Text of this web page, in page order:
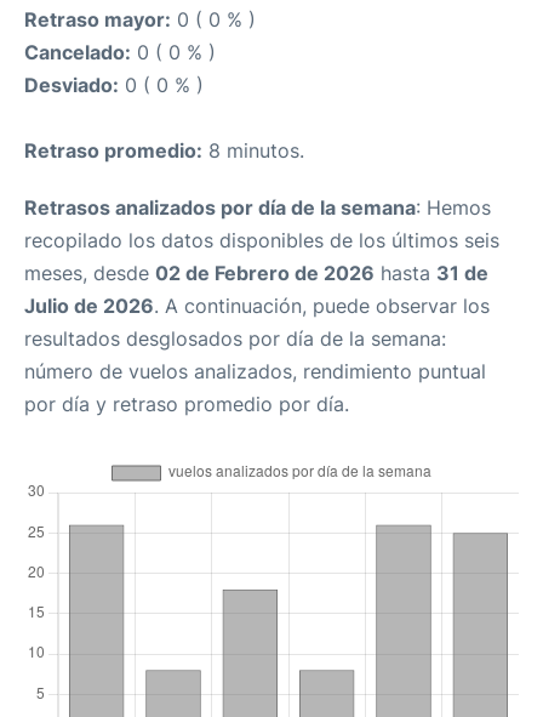
Retraso mayor: 0 ( 0 % )
Cancelado: 0 ( 0 % )
Desviado: 0 ( 0 % )
Retraso promedio: 8 minutos.
Retrasos analizados por día de la semana: Hemos
recopilado los datos disponibles de los últimos seis
meses, desde 02 de Febrero de 2026 hasta 31 de
Julio de 2026. A continuación, puede observar los
resultados desglosados por día de la semana:
número de vuelos analizados, rendimiento puntual
por día y retraso promedio por día.